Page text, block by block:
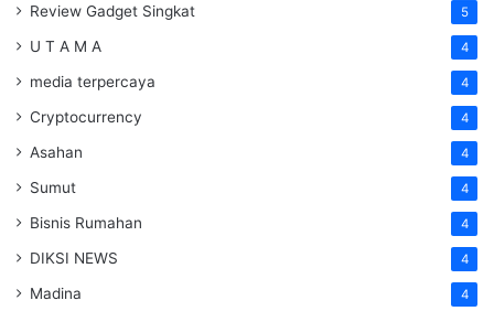
Review Gadget Singkat 5
U T A M A 4
media terpercaya 4
Cryptocurrency 4
Asahan 4
Sumut 4
Bisnis Rumahan 4
DIKSI NEWS 4
Madina 4